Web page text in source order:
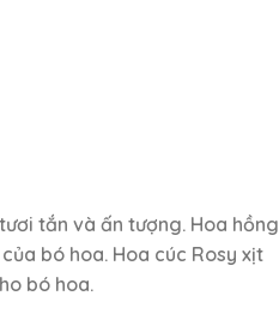
tắn và ấn tượng. Hoa hồng
bó hoa. Hoa cúc Rosy xịt
bó hoa.